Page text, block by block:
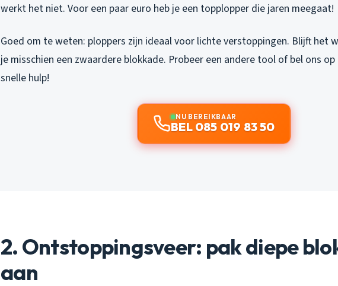
werkt het niet. Voor een paar euro heb je een topplopper die jaren meegaat!
Goed om te weten: ploppers zijn ideaal voor lichte verstoppingen. Blijft het
je misschien een zwaardere blokkade. Probeer een andere tool of bel ons op
snelle hulp!
NU BEREIKBAAR
BEL 085 019 83 50
2. Ontstoppingsveer: pak diepe
aan